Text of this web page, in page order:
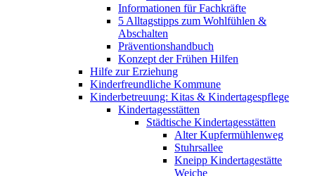
Informationen für Fachkräfte
5 Alltagstipps zum Wohlfühlen &
Abschalten
Präventionshandbuch
Konzept der Frühen Hilfen
Hilfe zur Erziehung
Kinderfreundliche Kommune
Kinderbetreuung: Kitas & Kindertagespflege
Kindertagesstätten
Städtische Kindertagesstätten
Alter Kupfermühlenweg
Stuhrsallee
Kneipp Kindertagestätte
Weiche